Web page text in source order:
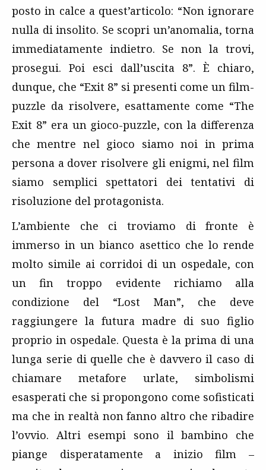
posto in calce a quest’articolo: “Non ignorare
nulla di insolito. Se scopri un’anomalia, torna
immediatamente indietro. Se non la trovi,
prosegui. Poi esci dall’uscita 8”. È chiaro,
dunque, che “Exit 8” si presenti come un film-
puzzle da risolvere, esattamente come “The
Exit 8” era un gioco-puzzle, con la differenza
che mentre nel gioco siamo noi in prima
persona a dover risolvere gli enigmi, nel film
siamo semplici spettatori dei tentativi di
risoluzione del protagonista.
L’ambiente che ci troviamo di fronte è
immerso in un bianco asettico che lo rende
molto simile ai corridoi di un ospedale, con
un fin troppo evidente richiamo alla
condizione del “Lost Man”, che deve
raggiungere la futura madre di suo figlio
proprio in ospedale. Questa è la prima di una
lunga serie di quelle che è davvero il caso di
chiamare metafore urlate, simbolismi
esasperati che si propongono come sofisticati
ma che in realtà non fanno altro che ribadire
l’ovvio. Altri esempi sono il bambino che
piange disperatamente a inizio film –